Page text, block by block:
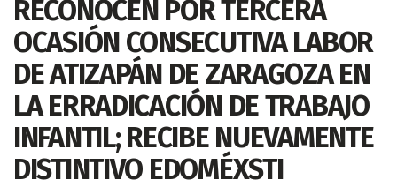
RECONOCEN POR TERCERA
OCASIÓN CONSECUTIVA LABOR
DE ATIZAPÁN DE ZARAGOZA EN
LA ERRADICACIÓN DE TRABAJO
INFANTIL; RECIBE NUEVAMENTE
DISTINTIVO EDOMÉXSTI